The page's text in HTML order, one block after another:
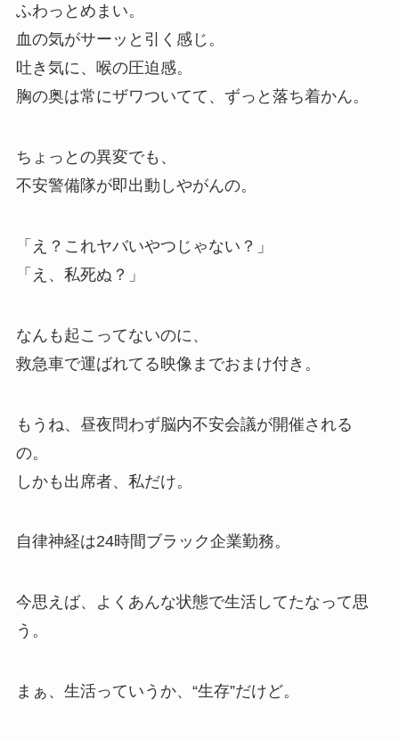
ふわっとめまい。
血の気がサーッと引く感じ。
吐き気に、喉の圧迫感。
胸の奥は常にザワついてて、ずっと落ち着かん。
ちょっとの異変でも、
不安警備隊が即出動しやがんの。
「え？これヤバいやつじゃない？」
「え、私死ぬ？」
なんも起こってないのに、
救急車で運ばれてる映像までおまけ付き。
もうね、昼夜問わず脳内不安会議が開催される
の。
しかも出席者、私だけ。
自律神経は24時間ブラック企業勤務。
今思えば、よくあんな状態で生活してたなって思
う。
まぁ、生活っていうか、“生存”だけど。